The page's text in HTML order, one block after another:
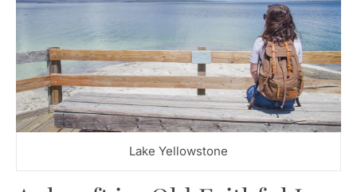
Lake Yellowstone